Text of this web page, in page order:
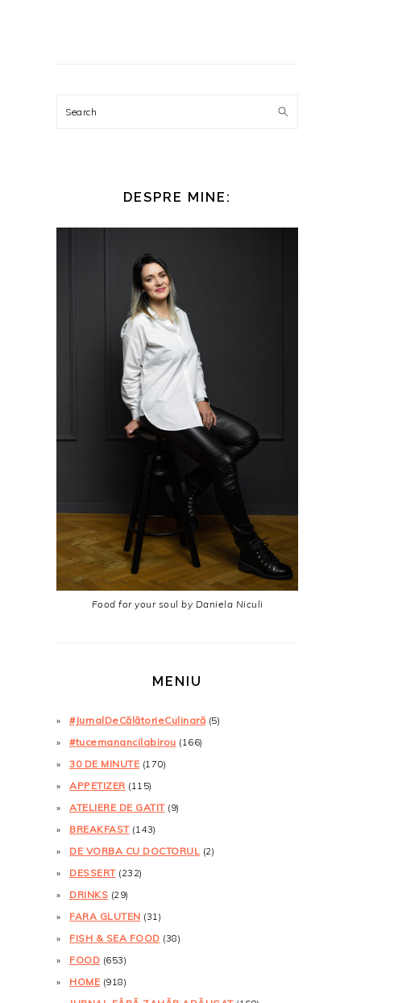
Search
DESPRE MINE:
Food for your soul by Daniela Niculi
MENIU
#JurnalDeCălătorieCulinară (5)
#tucemanancilabirou (166)
30 DE MINUTE (170)
APPETIZER (115)
ATELIERE DE GATIT(9)
BREAKFAST(143)
DE VORBA CU DOCTORUL (2)
DESSERT(232)
DRINKS (29)
FARA GLUTEN (31)
FISH & SEA FOOD (38)
FOOD (653)
HOME (918)